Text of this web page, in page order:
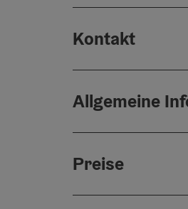
Kontakt
Allgemeine
Preise